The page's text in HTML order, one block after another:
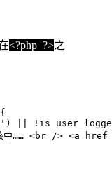
<?php ?>之
||
中…… <br /> <a